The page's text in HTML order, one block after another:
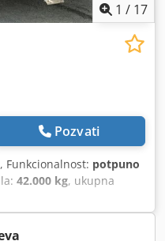
1 / 17
Pozvati
, Funkcionalnost: potpuno
42.000 kg, ukupna
(rekonstruisano i
Motor Cat 3412 DI V12